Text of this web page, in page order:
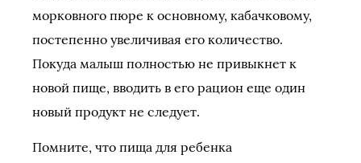
морковного пюре к основному, кабачковому,
постепенно увеличивая его количество.
Покуда малыш полностью не привыкнет к
новой пище, вводить в его рацион еще один
новый продукт не следует.
Помните, что пища для ребенка